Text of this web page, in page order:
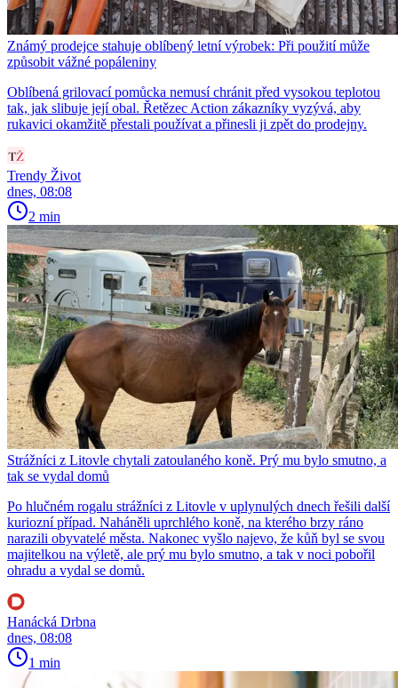
Známý prodejce stahuje oblíbený letní výrobek: Při použití může
způsobit vážné popáleniny
Oblíbená grilovací pomůcka nemusí chránit před vysokou teplotou
tak, jak slibuje její obal. Řetězec Action zákazníky vyzývá, aby
rukavici okamžitě přestali používat a přinesli ji zpět do prodejny.
Trendy Život
dnes, 08:08
2 min
Strážníci z Litovle chytali zatoulaného koně. Prý mu bylo smutno, a
tak se vydal domů
Po hlučném rogalu strážníci z Litovle v uplynulých dnech řešili další
kuriozní případ. Naháněli uprchlého koně, na kterého brzy ráno
narazili obyvatelé města. Nakonec vyšlo najevo, že kůň byl se svou
majitelkou na výletě, ale prý mu bylo smutno, a tak v noci pobořil
ohradu a vydal se domů.
Hanácká Drbna
dnes, 08:08
1 min